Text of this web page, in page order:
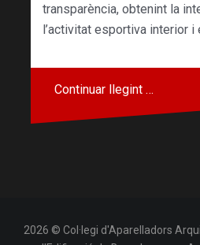
transparència, obtenint la
l’activitat esportiva interior i
Continuar llegint …
2026 © Col·legi d'Aparelladors